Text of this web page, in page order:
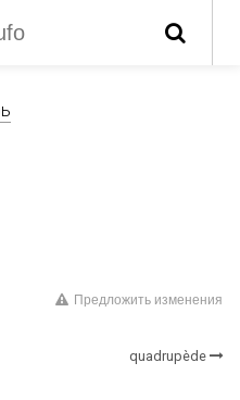
Предложить изменения
quadrupède